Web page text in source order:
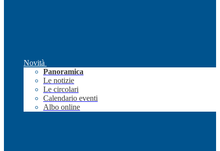
Novità
Panoramica
Le notizie
Le circolari
Calendario eventi
Albo online